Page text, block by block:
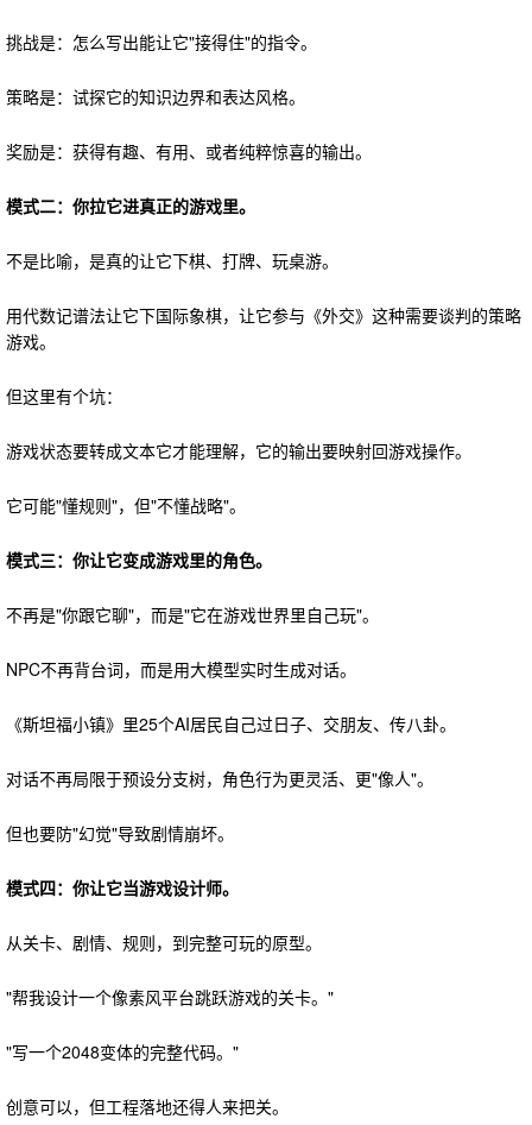
挑战是：怎么写出能让它"接得住"的指令。
策略是：试探它的知识边界和表达风格。
奖励是：获得有趣、有用、或者纯粹惊喜的输出。
模式二：你拉它进真正的游戏里。
不是比喻，是真的让它下棋、打牌、玩桌游。
用代数记谱法让它下国际象棋，让它参与《外交》这种需要谈判的策略
游戏。
但这里有个坑：
游戏状态要转成文本它才能理解，它的输出要映射回游戏操作。
它可能"懂规则"，但"不懂战略"。
模式三：你让它变成游戏里的角色。
不再是"你跟它聊"，而是"它在游戏世界里自己玩"。
NPC不再背台词，而是用大模型实时生成对话。
《斯坦福小镇》里25个AI居民自己过日子、交朋友、传八卦。
对话不再局限于预设分支树，角色行为更灵活、更"像人"。
但也要防"幻觉"导致剧情崩坏。
模式四：你让它当游戏设计师。
从关卡、剧情、规则，到完整可玩的原型。
"帮我设计一个像素风平台跳跃游戏的关卡。"
"写一个2048变体的完整代码。"
创意可以，但工程落地还得人来把关。